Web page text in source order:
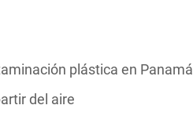
plástica en Panamá
del aire